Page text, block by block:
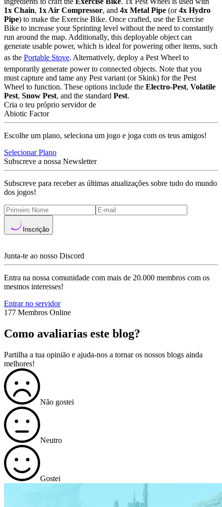
1x Chain, 1x Air Compressor, and 4x Metal Pipe (or4x Hydro
Pipe) to make the Exercise Bike. Once crafted, use the Exercise
Bike to increase your Sprinting level without the need to constantly
run around the map. Additionally, this deployable object can
generate usable power, which is ideal for powering other items, such
as the Portable Stove. Alternatively, deploy a Pest Wheel to
temporarily generate power to connected objects. Note that you
must capture and tame any Pest variant (or Skink) for the Pest
Wheel to function. These options include the Electro-Pest, Volatile
Pest, Snow Pest, and the standard Pest.
Cria o teu próprio servidor de
Abiotic Factor
Escolhe um plano, seleciona um jogo e joga com os teus amigos!
Selecionar Plano
Subscreve a nossa Newsletter
Subscreve para receber as últimas atualizações sobre tudo do mundo
dos jogos!
Inscrição
Junta-te ao nosso Discord
Entra na nossa comunidade com mais de 20.000 membros com os
mesmos interesses!
Entrar no servidor
177 Membros Online
Como avaliarias este blog?
Partilha a tua opinião e ajuda-nos a tornar os nossos blogs ainda
melhores!
Não gostei
Neutro
Gostei